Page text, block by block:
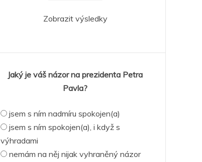
Zobrazit výsledky
Jaký je váš názor na prezidenta Petra
Pavla?
jsem s ním nadmíru spokojen(a)
jsem s ním spokojen(a), i když s
výhradami
nemám na něj nijak vyhraněný názor